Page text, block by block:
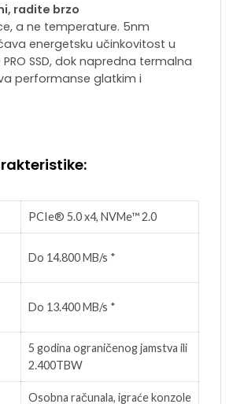
radite brzo
a ne temperature. 5nm
energetsku učinkovitost u
SSD, dok napredna termalna
performanse glatkim i
PCIe® 5.0 x4, NVMe™ 2.0
Do 14.800 MB/s *
Do 13.400 MB/s *
5 godina ograničenog jamstva ili
2.400TBW
Osobna računala, igraće konzole